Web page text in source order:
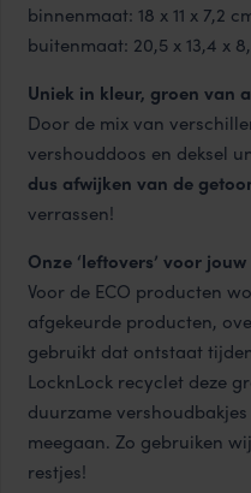
binnenmaat: 18 x 11 x 7,2
buitenmaat: 20,5 x 13,4 x
Uniek in kleur, groen van
Door de mix van
vershouddoos en deksel
dus afwijken van de
verrassen!
Onze ‘leftovers’ voor jouw
Voor de ECO producten
afgekeurde producten,
gebruikt dat ontstaat
LocknLock recyclet deze
duurzame
meegaan. Zo gebruiken
restjes!